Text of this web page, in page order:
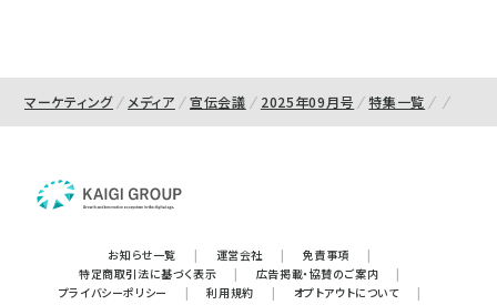
マーケティング メディア 宣伝会議 2025年09月号 特集一覧
お知らせ一覧 | 運営会社 | 免責事項
|
特定商取引法に基づく表示
| 広告掲載・協賛のご案内
|
プライバシーポリシー
| 利用規約 | オプトアウトについて
|